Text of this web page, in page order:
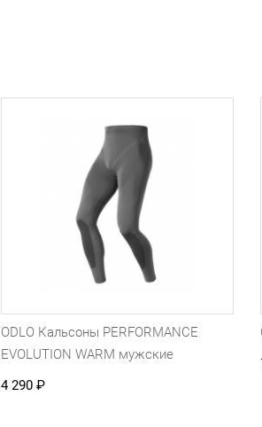
ODLO Кальсоны PERFORMANCE
EVOLUTION WARM мужские
4 290 ₽